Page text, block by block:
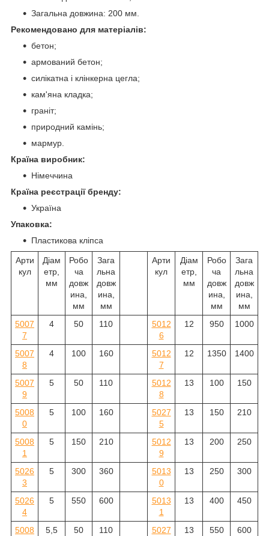
Загальна довжина: 200 мм.
Рекомендовано для матеріалів:
бетон;
армований бетон;
силікатна і клінкерна цегла;
кам'яна кладка;
граніт;
природний камінь;
мармур.
Країна виробник:
Німеччина
Країна реєстрації бренду:
Україна
Упаковка:
Пластикова кліпса
Арти
кул
Діам
етр,
мм
Робо
ча
довж
ина,
мм
Зага
льна
довж
ина,
мм
Арти
кул
Діам
етр,
мм
Робо
ча
довж
ина,
мм
Зага
льна
довж
ина,
мм
5007
7
4 50 110
5012
6
12 950 1000
5007
8
4 100 160
5012
7
12 1350 1400
5007
9
5 50 110
5012
8
13 100 150
5008
0
5 100 160
5027
5
13 150 210
5008
1
5 150 210
5012
9
13 200 250
5026
3
5 300 360
5013
0
13 250 300
5026
4
5 550 600
5013
1
13 400 450
5008
5,5 50 110
5027
13 550 600